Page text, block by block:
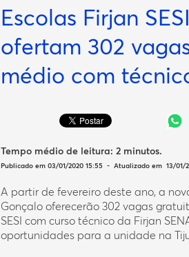
Escolas Firjan
ofertam 302
médio com
Tempo médio de leitura: 2 minutos.
Publicado em 03/01/2020 15:55 - Atualizado em 13/01/
A partir de fevereiro deste ano, a
Gonçalo oferecerão 302 vagas
SESI com curso técnico da Firjan
oportunidades para a unidade na